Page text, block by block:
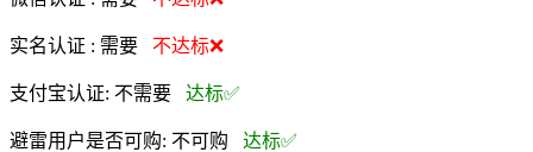
实名认证 : 需要 不达标❌
支付宝认证: 不需要 达标✅
避雷用户是否可购: 不可购 达标✅